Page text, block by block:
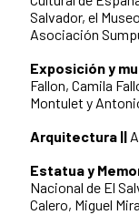
Salvador, el
Asociación
Exposición y
Fallon, Camila
Montulet y
Arquitectura ||
Estatua y
Nacional de El
Calero, Miguel